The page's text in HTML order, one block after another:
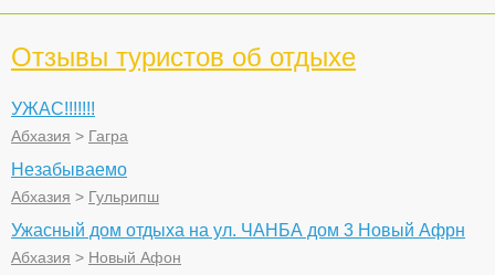
Отзывы туристов об отдыхе
УЖАС!!!!!!!
Абхазия > Гагра
Незабываемо
Абхазия > Гульрипш
Ужасный дом отдыха на ул. ЧАНБА дом 3 Новый Афрн
Абхазия > Новый Афон